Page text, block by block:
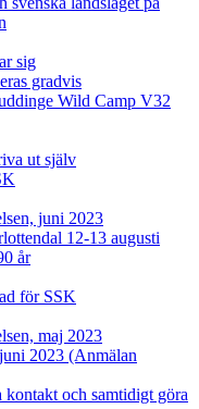
sig
gradvis
Wild Camp V32
ut själv
juni 2023
12-13 augusti
år
för SSK
maj 2023
2023 (Anmälan
och samtidigt göra